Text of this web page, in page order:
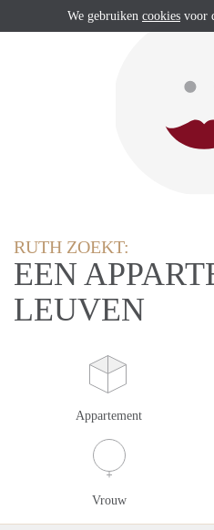
RUTH ZOEKT:
EEN
LEUVEN
Appartement
Vrouw
We gebruiken cookies voor